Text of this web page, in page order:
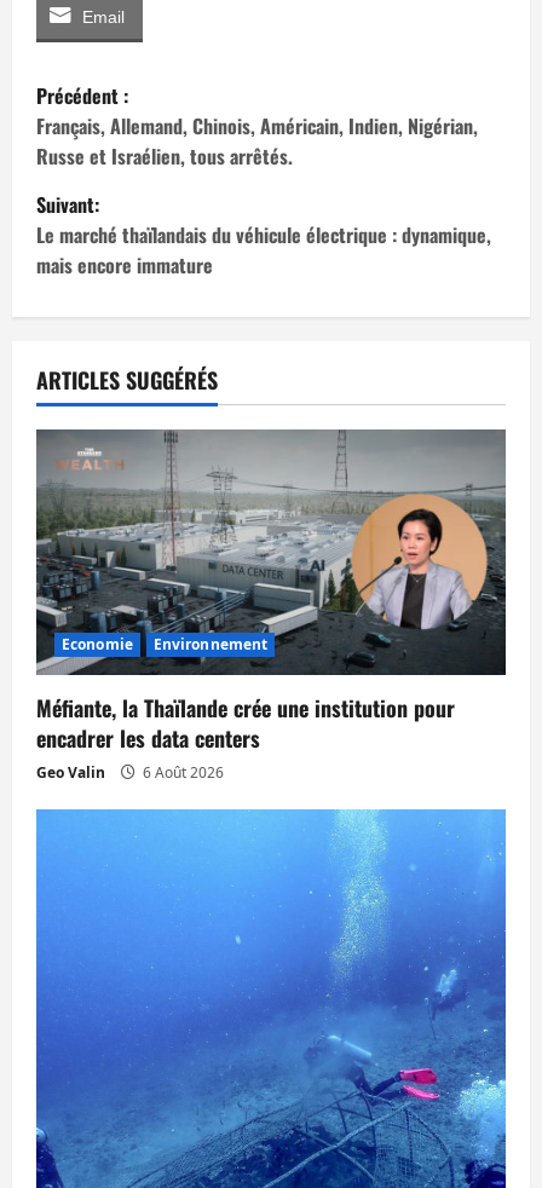
Email
N
a
v
i
g
t
i
o
n
d
a
r
t
Précédent :
Français, Allemand, Chinois, Américain, Indien, Nigérian,
Russe et Israélien, tous arrêtés.
Suivant:
Le marché thaïlandais du véhicule électrique : dynamique,
mais encore immature
ARTICLES SUGGÉRÉS
Economie Environnement
Méfiante, la Thaïlande crée une institution pour
encadrer les data centers
Geo Valin 6 Août 2026